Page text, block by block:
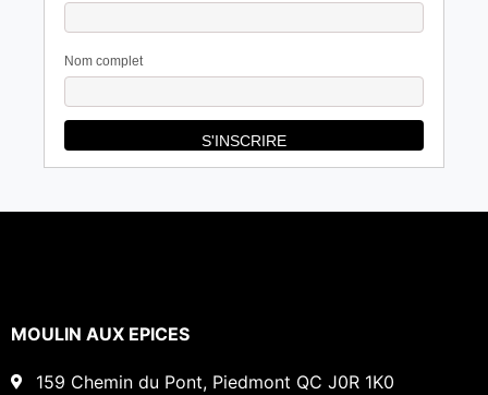
Nom complet
MOULIN AUX EPICES
159 Chemin du Pont, Piedmont QC J0R 1K0